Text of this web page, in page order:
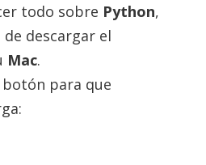
todo sobre Python,
descargar el
Mac.
para que